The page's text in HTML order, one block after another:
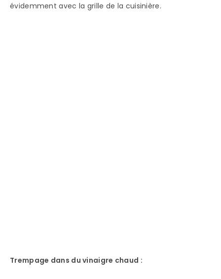
évidemment avec la grille de la cuisinière.
Trempage dans du vinaigre chaud :